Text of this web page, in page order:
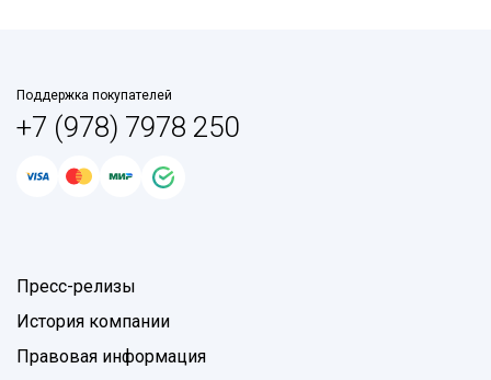
Поддержка покупателей
+7 (978) 7978 250
Пресс-релизы
История компании
Правовая информация